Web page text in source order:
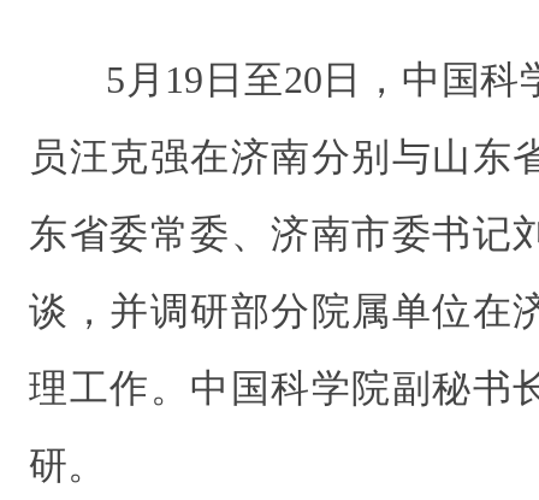
5月19日至20日，中国
员汪克强在济南分别与山东
东省委常委、济南市委书记
谈，并调研部分院属单位在
理工作。中国科学院副秘书
研。